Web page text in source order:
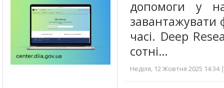
допомоги у
завантажувати
часі. Deep
сотні…
Неділя, 12 Жовтня 2025 14:34